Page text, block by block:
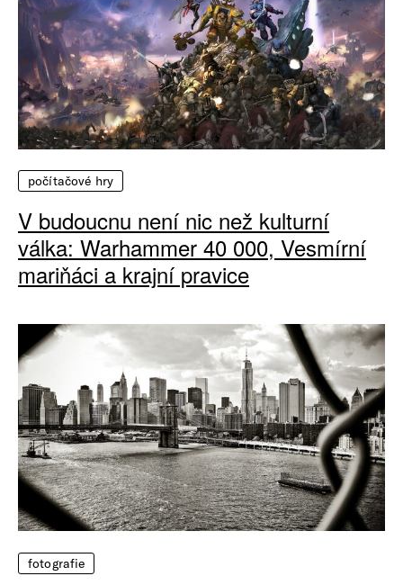
počítačové hry
V budoucnu není nic než kulturní
válka: Warhammer 40 000, Vesmírní
mariňáci a krajní pravice
fotografie